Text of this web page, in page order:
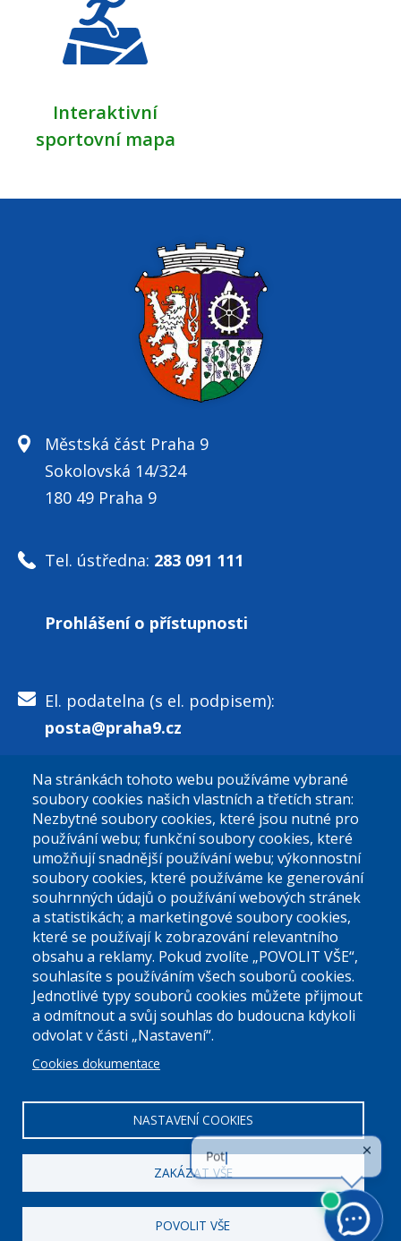
Interaktivní
sportovní mapa
Městská část Praha 9
Sokolovská 14/324
180 49 Praha 9
Tel. ústředna: 283 091 111
Prohlášení o přístupnosti
El. podatelna (s el. podpisem):
posta@praha9.cz
El. podatelna (bez el. podpisu):
podatelna@praha9.cz
Úřední dny:
Po a St: 08.00-12.00; 13.00-18.00
Úřední hodiny
00063894DIČ:CZ00063894
Na stránkách tohoto webu používáme vybrané
soubory cookies našich vlastních a třetích stran:
Nezbytné soubory cookies, které jsou nutné pro
používání webu; funkční soubory cookies, které
umožňují snadnější používání webu; výkonnostní
soubory cookies, které používáme ke generování
souhrnných údajů o používání webových stránek
a statistikách; a marketingové soubory cookies,
které se používají k zobrazování relevantního
obsahu a reklamy. Pokud zvolíte „POVOLIT VŠE“,
souhlasíte s používáním všech souborů cookies.
Jednotlivé typy souborů cookies můžete přijmout
a odmítnout a svůj souhlas do budoucna kdykoli
odvolat v části „Nastavení“.
Cookies dokumentace
NASTAVENÍ COOKIES
ZAKÁZAT VŠE
POVOLIT VŠE